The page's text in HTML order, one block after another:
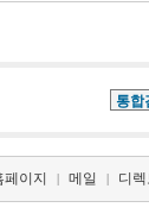
페이지 | 메일 | 디렉